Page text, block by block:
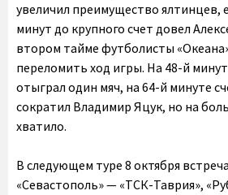
увеличил преимущество ялтинцев,
минут до крупного счет довел
втором тайме футболисты
переломить ход игры. На 48-й
отыграл один мяч, на 64-й минуте
сократил Владимир Яцук, но на
хватило.
В следующем туре 8 октября
«Севастополь» — «ТСК-Таврия»,